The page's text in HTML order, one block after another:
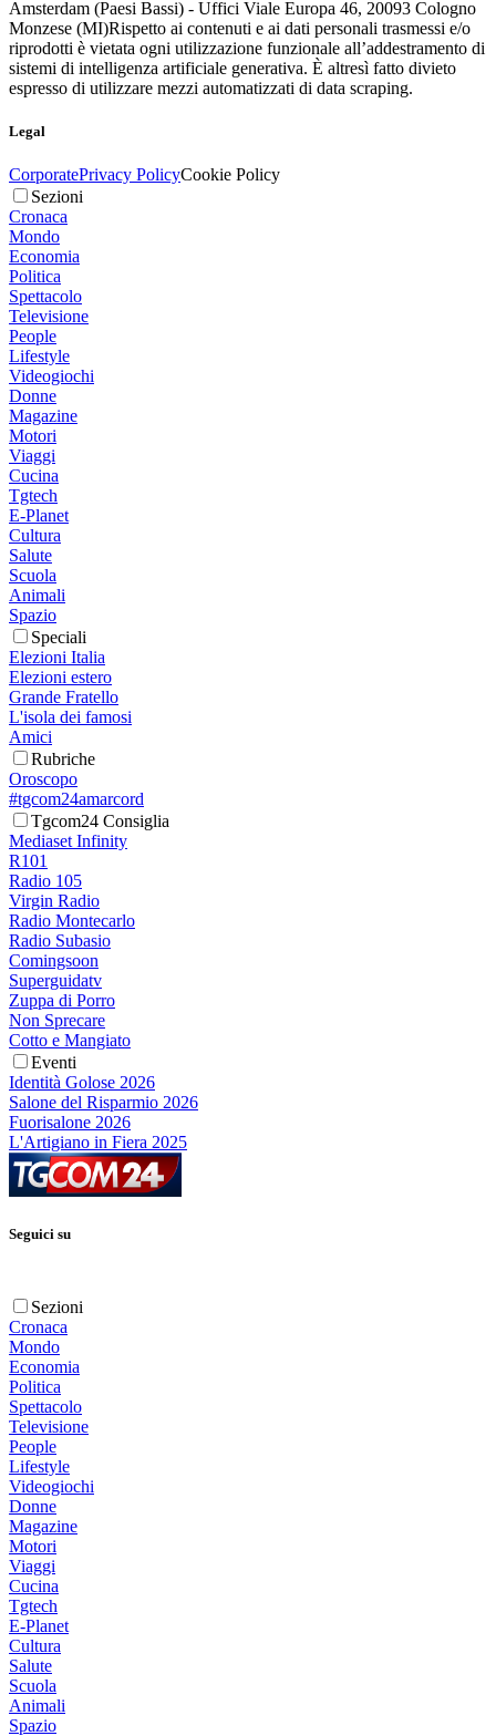
Amsterdam (Paesi Bassi) - Uffici Viale Europa 46, 20093 Cologno
Monzese (MI)Rispetto ai contenuti e ai dati personali trasmessi e/o
riprodotti è vietata ogni utilizzazione funzionale all’addestramento di
sistemi di intelligenza artificiale generativa. È altresì fatto divieto
espresso di utilizzare mezzi automatizzati di data scraping.
Legal
CorporatePrivacy PolicyCookie Policy
Sezioni
Cronaca
Mondo
Economia
Politica
Spettacolo
Televisione
People
Lifestyle
Videogiochi
Donne
Magazine
Motori
Viaggi
Cucina
Tgtech
E-Planet
Cultura
Salute
Scuola
Animali
Spazio
Speciali
Elezioni Italia
Elezioni estero
Grande Fratello
L'isola dei famosi
Amici
Rubriche
Oroscopo
#tgcom24amarcord
Tgcom24 Consiglia
Mediaset Infinity
R101
Radio 105
Virgin Radio
Radio Montecarlo
Radio Subasio
Comingsoon
Superguidatv
Zuppa di Porro
Non Sprecare
Cotto e Mangiato
Eventi
Identità Golose 2026
Salone del Risparmio 2026
Fuorisalone 2026
L'Artigiano in Fiera 2025
Seguici su
Sezioni
Cronaca
Mondo
Economia
Politica
Spettacolo
Televisione
People
Lifestyle
Videogiochi
Donne
Magazine
Motori
Viaggi
Cucina
Tgtech
E-Planet
Cultura
Salute
Scuola
Animali
Spazio